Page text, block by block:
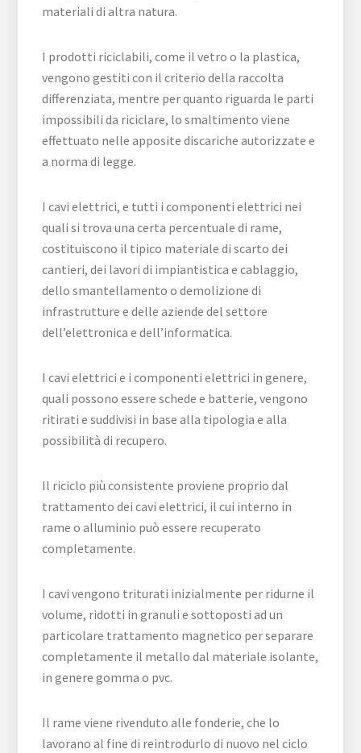
materiali di altra natura.
I prodotti riciclabili, come il vetro o la plastica,
vengono gestiti con il criterio della raccolta
differenziata, mentre per quanto riguarda le parti
impossibili da riciclare, lo smaltimento viene
effettuato nelle apposite discariche autorizzate e
a norma di legge.
I cavi elettrici, e tutti i componenti elettrici nei
quali si trova una certa percentuale di rame,
costituiscono il tipico materiale di scarto dei
cantieri, dei lavori di impiantistica e cablaggio,
dello smantellamento o demolizione di
infrastrutture e delle aziende del settore
dell’elettronica e dell’informatica.
I cavi elettrici e i componenti elettrici in genere,
quali possono essere schede e batterie, vengono
ritirati e suddivisi in base alla tipologia e alla
possibilità di recupero.
Il riciclo più consistente proviene proprio dal
trattamento dei cavi elettrici, il cui interno in
rame o alluminio può essere recuperato
completamente.
I cavi vengono triturati inizialmente per ridurne il
volume, ridotti in granuli e sottoposti ad un
particolare trattamento magnetico per separare
completamente il metallo dal materiale isolante,
in genere gomma o pvc.
Il rame viene rivenduto alle fonderie, che lo
lavorano al fine di reintrodurlo di nuovo nel ciclo